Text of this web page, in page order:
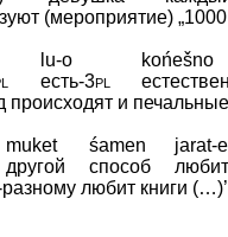
(мероприятие)
lu-o końešno
есть‑3pl
происходят и
muket śamen jarat-e
другой способ
любит книги